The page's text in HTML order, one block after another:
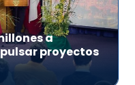
a
proyectos